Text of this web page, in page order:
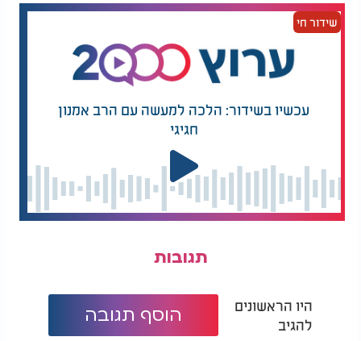
שידור חי
עכשיו בשידור: הלכה למעשה עם הרב אמנון
חגיגי
תגובות
היו הראשונים
להגיב
הוסף תגובה